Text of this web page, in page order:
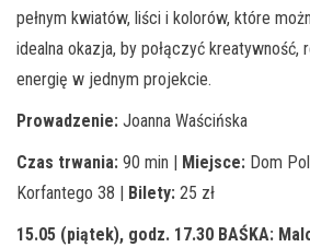
pełnym kwiatów, liści i kolorów, które
idealna okazja, by połączyć kreatywność,
energię w jednym projekcie.
Prowadzenie: Joanna Waścińska
Czas trwania: 90 min | Miejsce: Dom
Korfantego 38 | Bilety: 25 zł
15.05 (piątek), godz. 17.30 BAŚKA: